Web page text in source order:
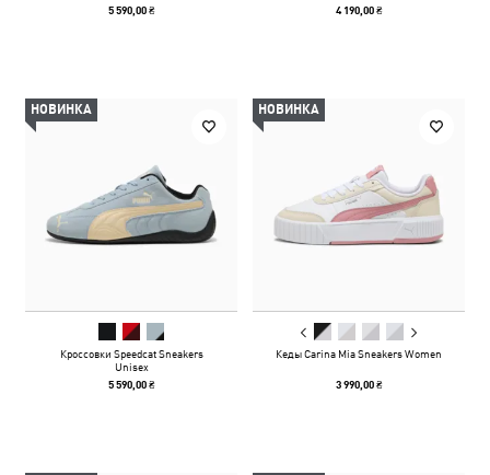
5 590,00 ₴ 4 190,00 ₴
НОВИНКА
Кроссовки Speedcat Sneakers
Unisex
5 590,00 ₴
НОВИНКА
Кеды Carina Mia Sneakers Women
3 990,00 ₴